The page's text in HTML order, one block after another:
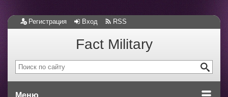
Регистрация Вход RSS
Fact Military
Меню